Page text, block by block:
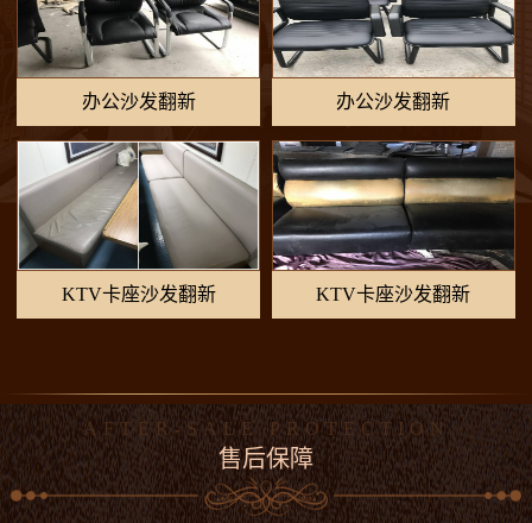
办公沙发翻新 办公沙发翻新
KTV卡座沙发翻新 KTV卡座沙发翻新
AFTER-SALE PROTECTION
售后保障